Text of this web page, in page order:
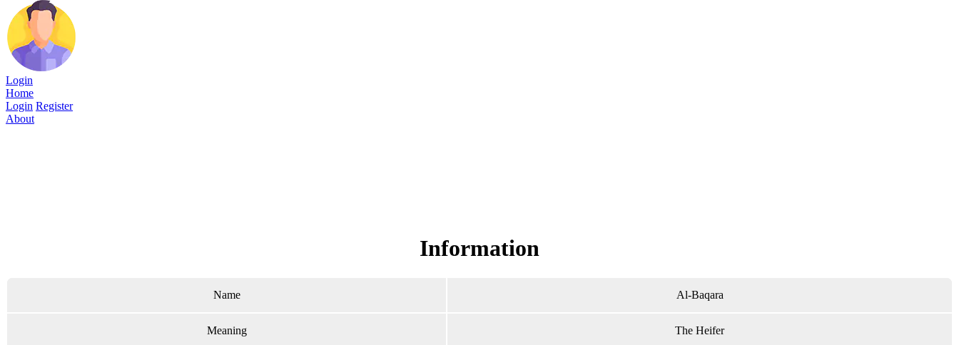
Login
Home
Login Register
About
Information
Name Al-Baqara
Meaning The Heifer